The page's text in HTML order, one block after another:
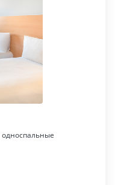
односпальные